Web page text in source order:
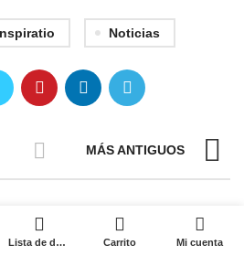
Noticias
MÁS ANTIGUOS
Lista de deseos Carrito Mi cuenta